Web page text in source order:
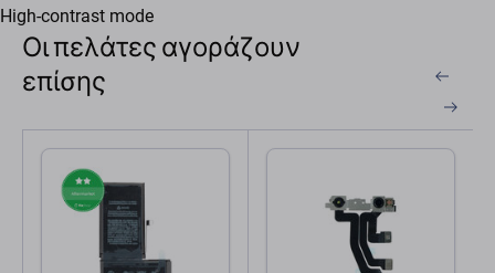
High-contrast mode
Οι πελάτες αγοράζουν
επίσης